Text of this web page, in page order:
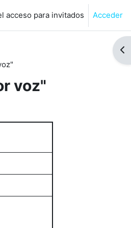
acceso para invitados Acceder
voz"